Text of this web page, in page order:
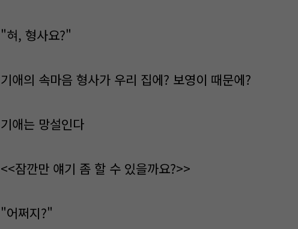
"혀, 형사요?"
기애의 속마음 형사가 우리 집에? 보영이 때문에?
기애는 망설인다
<<잠깐만 얘기 좀 할 수 있을까요?>>
"어쩌지?"